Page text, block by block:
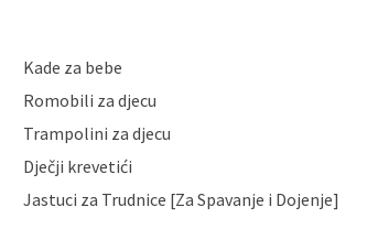
Kade za bebe
Romobili za djecu
Trampolini za djecu
Dječji krevetići
Jastuci za Trudnice [Za Spavanje i Dojenje]